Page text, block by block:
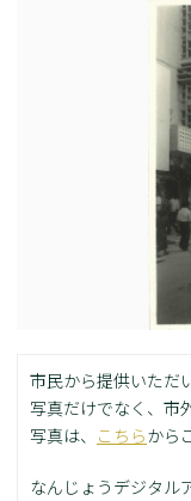
市民から提供いただ
写真だけでなく、市
写真は、 こちらから
なんじょうデジタル